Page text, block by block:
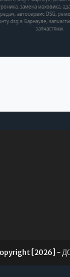
замена маховика,
автосервис DSG,
dsg в Барнауле,
запчастями.
[2026] -